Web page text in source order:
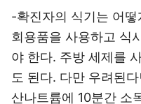
-확진자의 식기는 어
회용품을 사용하고 식
야 한다. 주방 세제를
도 된다. 다만 우려된
산나트륨에 10분간 소